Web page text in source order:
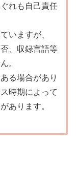
れも自己責任
いますが、
、収録言語等
。
る場合があり
時期によって
あります。